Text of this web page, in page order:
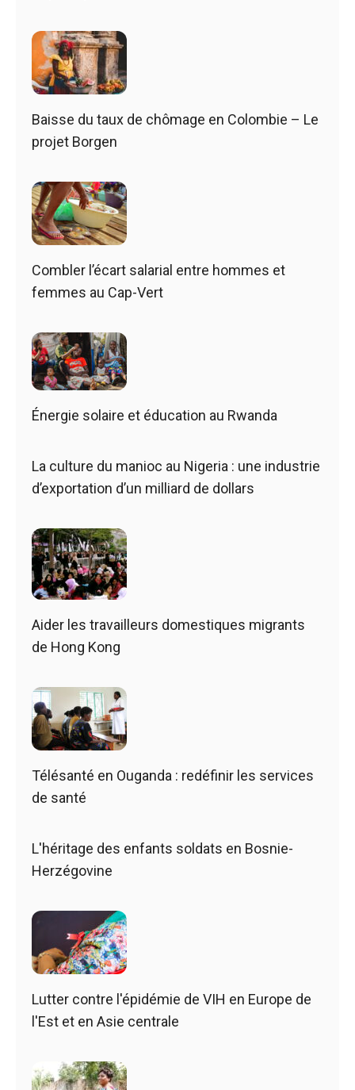
Baisse du taux de chômage en Colombie – Le
projet Borgen
Combler l’écart salarial entre hommes et
femmes au Cap-Vert
Énergie solaire et éducation au Rwanda
La culture du manioc au Nigeria : une industrie
d’exportation d’un milliard de dollars
Aider les travailleurs domestiques migrants
de Hong Kong
Télésanté en Ouganda : redéfinir les services
de santé
L'héritage des enfants soldats en Bosnie-
Herzégovine
Lutter contre l'épidémie de VIH en Europe de
l'Est et en Asie centrale